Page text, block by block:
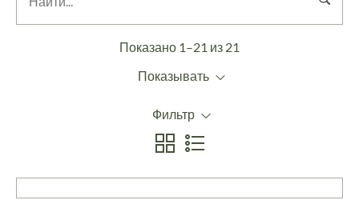
Показано 1–21 из 21
Показывать
Фильтр